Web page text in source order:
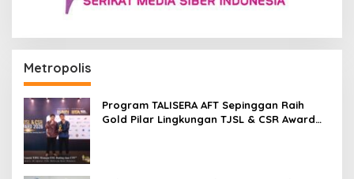
Metropolis
Program TALISERA AFT Sepinggan Raih
Gold Pilar Lingkungan TJSL & CSR Award